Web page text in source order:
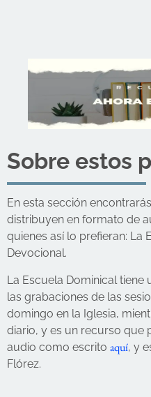
Sobre estos
En esta sección
distribuyen en formato de
quienes así lo prefieran: La
Devocional.
La Escuela Dominical tiene
las grabaciones de las
domingo en la Iglesia,
diario, y es un recurso que
audio como escrito aquí, y
Flórez.